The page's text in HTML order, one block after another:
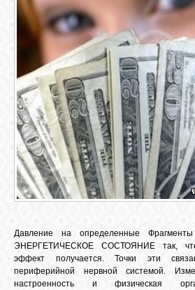
КАРТИНКИ
ГАДАНИЯ
ЛУНА
КАРТА
ЖЕЛАНИЙ
ЧАТ
Давление на определенные
ЭНЕРГЕТИЧЕСКОЕ СОСТОЯНИЕ так, что
эффект получается. Точки эти
периферийной нервной системой.
настроенность и физическая